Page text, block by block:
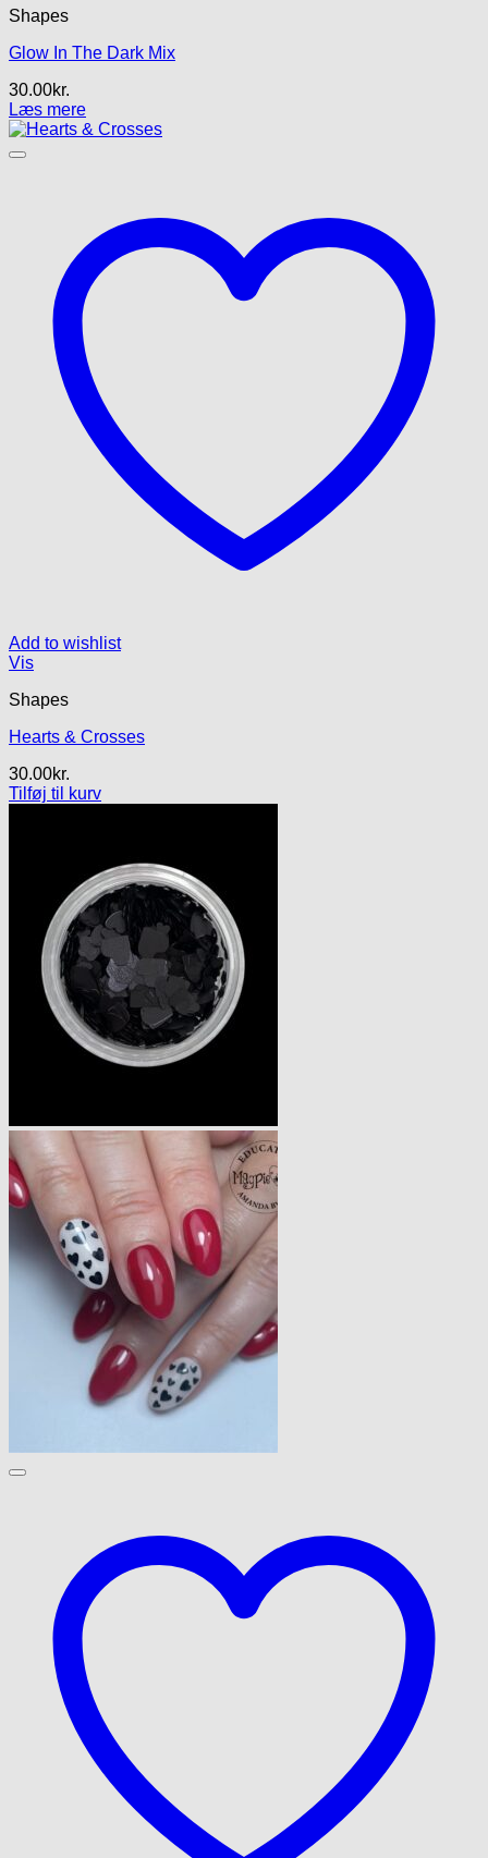
Shapes
Glow In The Dark Mix
30.00kr.
Læs mere
Add to wishlist
Vis
Shapes
Hearts & Crosses
30.00kr.
Tilføj til kurv